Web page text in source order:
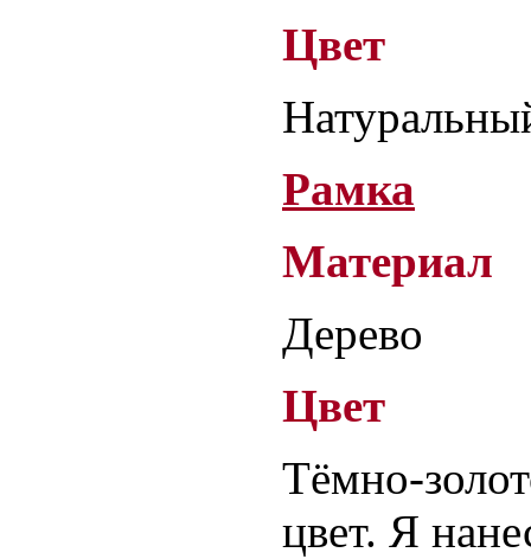
Цвет
Рамка
Материал
Дерево
Цвет
Тёмно-
цвет. Я